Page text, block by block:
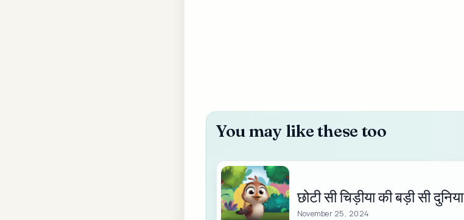
You may like these too
छोटी सी चिड़ीया की बड़ी सी दुनिया
November 25, 2024